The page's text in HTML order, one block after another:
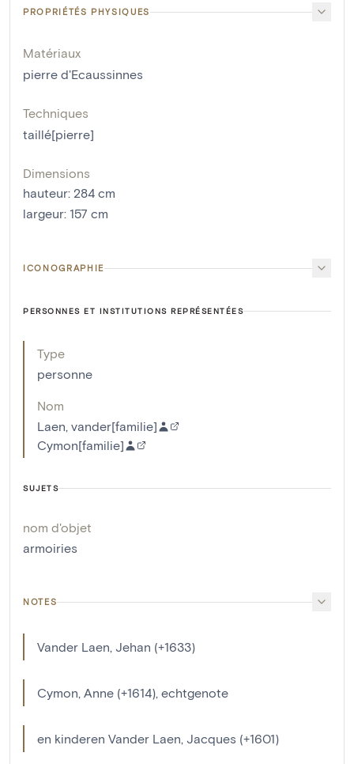
PROPRIÉTÉS PHYSIQUES
Matériaux
pierre d'Ecaussinnes
Techniques
taillé[pierre]
Dimensions
hauteur: 284 cm
largeur: 157 cm
ICONOGRAPHIE
PERSONNES ET INSTITUTIONS REPRÉSENTÉES
Type
personne
Nom
Laen, vander[familie]
Cymon[familie]
SUJETS
nom d'objet
armoiries
NOTES
Vander Laen, Jehan (+1633)
Cymon, Anne (+1614), echtgenote
en kinderen Vander Laen, Jacques (+1601)